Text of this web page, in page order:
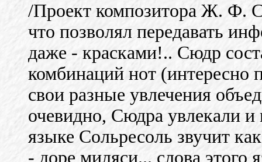
/Проект композитора Ж. Ф.
что позволял передавать
даже - красками!.. Сюдр
комбинаций нот (интересно
свои разные увлечения
очевидно, Сюдра увлекали
языке Сольресоль звучит
- доре миляси... слова этого